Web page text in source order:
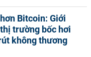
Bitcoin: Giới
trường bốc hơi
không thương